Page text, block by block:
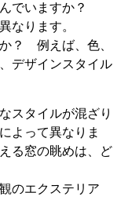
でいますか？
なります。
？ 例えば、色、
デザインスタイル
スタイルが混ざり
よって異なりま
る窓の眺めは、ど
のエクステリア